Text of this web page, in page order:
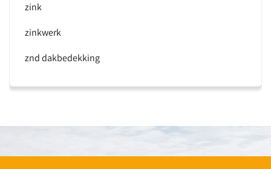
zink
zinkwerk
znd dakbedekking